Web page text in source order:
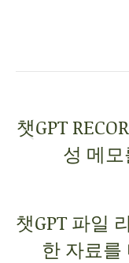
챗GPT
성 메
챗GPT 파일
한 자료를